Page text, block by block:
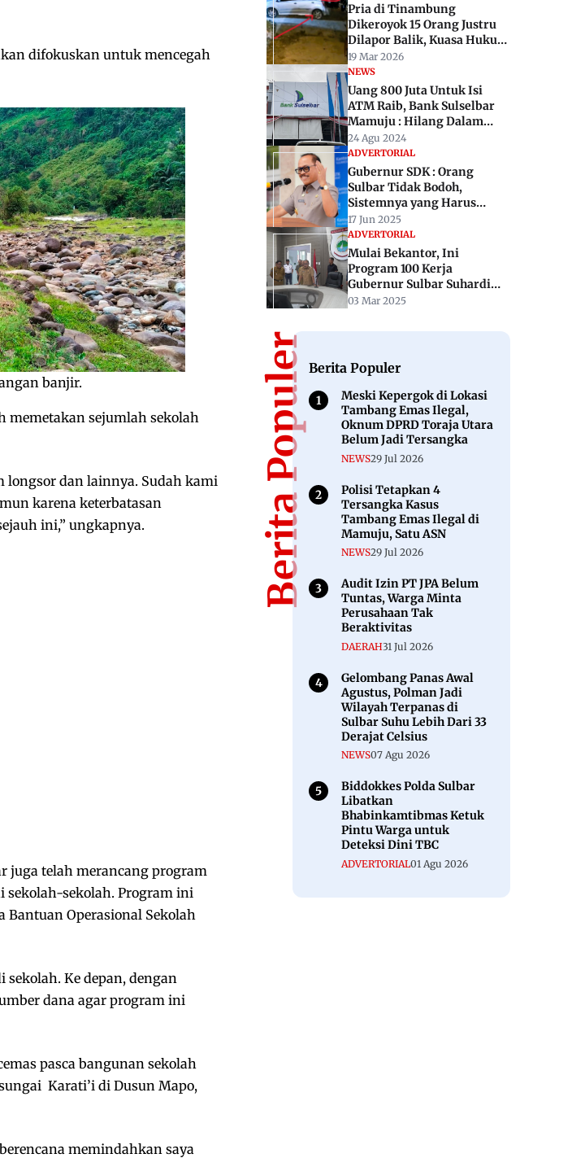
difokuskan untuk mencegah
banjir.
sejumlah sekolah
longsor dan lainnya. Sudah kami
karena keterbatasan
ini,” ungkapnya.
juga telah merancang program
sekolah-sekolah. Program ini
Operasional Sekolah
Ke depan, dengan
dana agar program ini
pasca bangunan sekolah
Karati’i di Dusun Mapo,
memindahkan saya
Pria di Tinambung
Dikeroyok 15 Orang Justru
Dilapor Balik, Kuasa Hukum
: Sangat Janggal
19 Mar 2026
NEWS
Uang 800 Juta Untuk Isi
ATM Raib, Bank Sulselbar
Mamuju : Hilang Dalam
Perjalanan
24 Agu 2024
ADVERTORIAL
Gubernur SDK : Orang
Sulbar Tidak Bodoh,
Sistemnya yang Harus
Dibenahi
17 Jun 2025
ADVERTORIAL
Mulai Bekantor, Ini
Program 100 Kerja
Gubernur Sulbar Suhardi
Duka
03 Mar 2025
Berita PopulerBerita Populer
Meski Kepergok di Lokasi
Tambang Emas Ilegal,
Oknum DPRD Toraja Utara
Belum Jadi Tersangka
NEWS29 Jul 2026
Polisi Tetapkan 4
Tersangka Kasus
Tambang Emas Ilegal di
Mamuju, Satu ASN
NEWS29 Jul 2026
Audit Izin PT JPA Belum
Tuntas, Warga Minta
Perusahaan Tak
Beraktivitas
DAERAH31 Jul 2026
Gelombang Panas Awal
Agustus, Polman Jadi
Wilayah Terpanas di
Sulbar Suhu Lebih Dari 33
Derajat Celsius
NEWS07 Agu 2026
Biddokkes Polda Sulbar
Libatkan
Bhabinkamtibmas Ketuk
Pintu Warga untuk
Deteksi Dini TBC
ADVERTORIAL01 Agu 2026